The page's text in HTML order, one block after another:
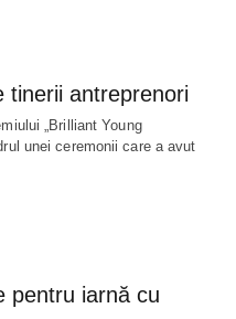
tinerii antreprenori
„Brilliant Young
unei ceremonii care a avut
pentru iarnă cu